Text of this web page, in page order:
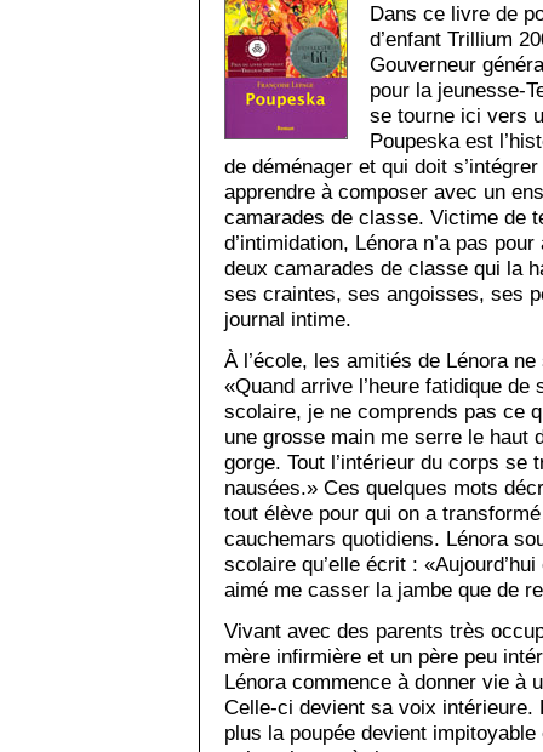
Dans ce livre de
d’enfant Trillium
Gouverneur
pour la jeunesse-
se tourne ici vers
Poupeska est
de déménager et qui doit
apprendre à composer avec un
camarades de classe. Victime de
d’intimidation, Lénora n’a pas
deux camarades de classe qui la
ses craintes, ses angoisses, ses
journal intime.
À l’école, les amitiés de Lénora
«Quand arrive l’heure fatidique de
scolaire, je ne comprends pas ce
une grosse main me serre le haut
gorge. Tout l’intérieur du corps se
nausées.» Ces quelques mots
tout élève pour qui on a
cauchemars quotidiens. Lénora
scolaire qu’elle écrit :
aimé me casser la jambe que de
Vivant avec des parents très
mère infirmière et un père peu
Lénora commence à donner vie à
Celle-ci devient sa voix intérieure.
plus la poupée devient impitoyable